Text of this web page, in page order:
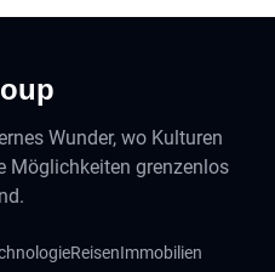
Wunder, wo Kulturen
Möglichkeiten grenzenlos
ReisenImmobilien